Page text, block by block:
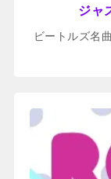
ジャ
ビートルズ名